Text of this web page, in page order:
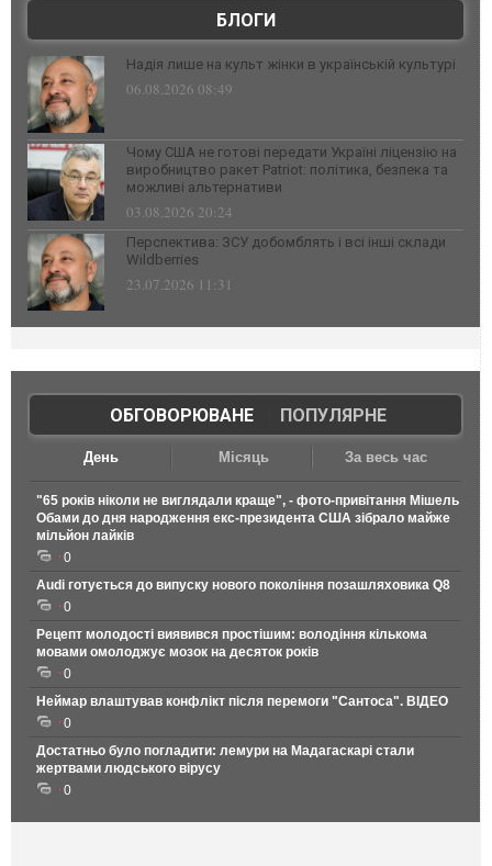
БЛОГИ
Надія лише на культ жінки в українській культурі
06.08.2026 08:49
Чому США не готові передати Україні ліцензію на
виробництво ракет Patriot: політика, безпека та
можливі альтернативи
03.08.2026 20:24
Перспектива: ЗСУ добомблять і всі інші склади
Wildberries
23.07.2026 11:31
ОБГОВОРЮВАНЕ| ПОПУЛЯРНЕ
День Місяць За весь час
"65 років ніколи не виглядали краще", - фото-привітання Мішель
Обами до дня народження екс-президента США зібрало майже
мільйон лайків
0
Audi готується до випуску нового покоління позашляховика Q8
0
Рецепт молодості виявився простішим: володіння кількома
мовами омолоджує мозок на десяток років
0
Неймар влаштував конфлікт після перемоги "Сантоса". ВІДЕО
0
Достатньо було погладити: лемури на Мадагаскарі стали
жертвами людського вірусу
0